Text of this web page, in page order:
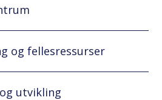
og fellesressurser
utvikling